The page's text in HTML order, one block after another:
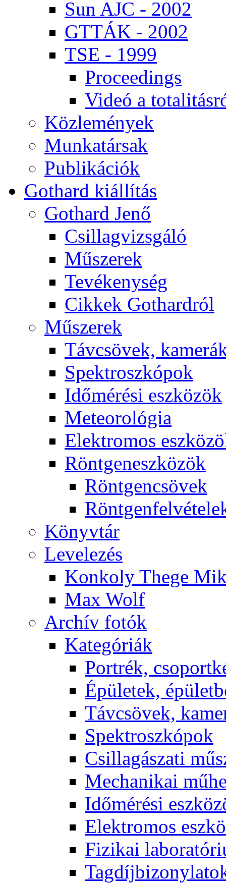
Sun AJC - 2002
GT­TÁK - 2002
TSE - 1999
Pro­ce­e­dings
Vi­deó a
Köz­le­mé­nyek
Mun­ka­tár­sak
Pub­li­ká­ci­ók
Got­hard ki­ál­lí­tás
Got­hard Je­nő
Csil­lag­vizs­gá­ló
Mű­sze­rek
Te­vé­keny­ség
Cik­kek Got­hard­ról
Mű­sze­rek
Táv­csö­vek,
Spekt­rosz­kó­pok
Idő­mé­ré­si esz­kö­zök
Me­te­o­ro­ló­gia
Elekt­ro­mos
Rönt­gen­esz­kö­zök
Rönt­gen­csö­vek
Könyv­tár
Le­ve­le­zés
Kon­koly The­ge
Max Wolf
Ar­chív fo­tók
Ka­te­gó­ri­ák
Port­rék,
Épü­le­tek,
Táv­csö­vek,
Spekt­rosz­kó­pok
Csil­la­gá­sza­ti
Me­cha­ni­kai
Idő­mé­ré­si
Elekt­ro­mos
Fi­zi­kai